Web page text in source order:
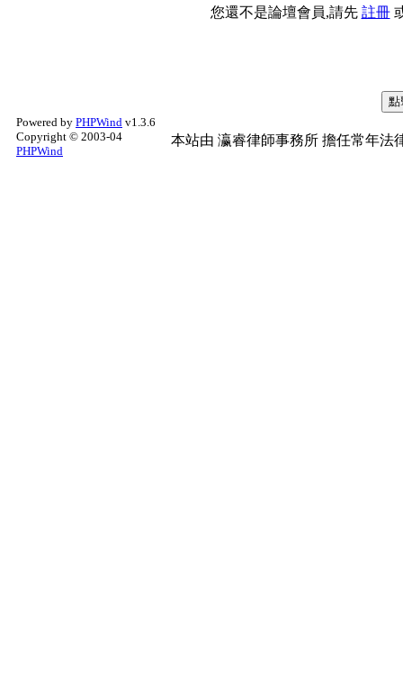
您還不是論壇會員,請先 註冊
Powered by PHPWind v1.3.6
Copyright © 2003-04
PHPWind
本站由 瀛睿律師事務所 擔任常年法